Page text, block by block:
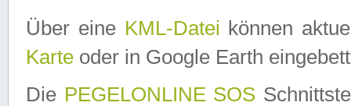
Über eine KML-Datei können
Karte oder in Google Earth
Die PEGELONLINE SOS